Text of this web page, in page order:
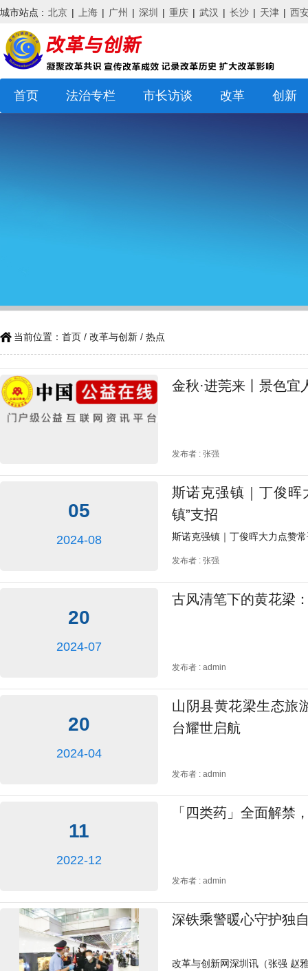
城市站点 : 北京 | 上海 | 广州 | 深圳 | 重庆 | 武汉 | 长沙 | 天津 | 西
首页 法治专栏 市长访谈 改革 创新
当前位置： 首页 / 改革与创新 / 热点
金秋·进莞来丨景色
发布者 : 张强
05
2024-08
斯诺克强镇｜丁俊晖
镇”支招
斯诺克强镇｜丁俊晖大力点赞
发布者 : 张强
20
2024-07
古风清笔下的黄花梁
发布者 : admin
20
2024-04
山阴县黄花梁生态旅
台耀世启航
发布者 : admin
11
2022-12
「四类药」全面解禁
发布者 : admin
深铁乘警暖心守护独